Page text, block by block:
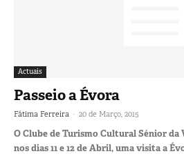
Actuais
Passeio a Évora
Fátima Ferreira - 20 de Março, 2015
O Clube de Turismo Cultural Sénior da
nos dias 11 e 12 de Abril, uma visita a